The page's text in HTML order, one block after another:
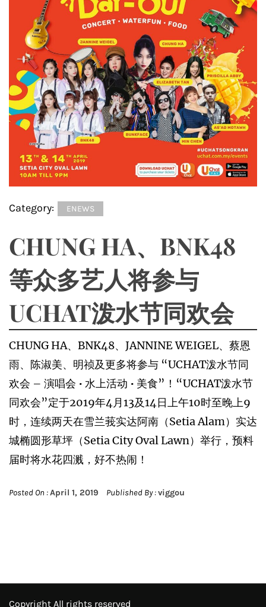
Category: ENEWS
CHUNG HA、BNK48
等众多艺人将参与
UCHAT泼水节同欢会
CHUNG HA、BNK48、JANNINE WEIGEL、蔡恩
雨、陈淑美、明祯及更多将参与 “UCHAT泼水节同
欢会 – 演唱会 • 水上活动 • 美食”！“UCHAT泼水节
同欢会”定于2019年4月13及14日上午10时至晚上9
时，连续两天在雪兰莪实达阿南（Setia Alam）实达
城椭圆形草坪（Setia City Oval Lawn）举行，预料
届时将水花四溅，好不热闹！
Posted On :April 1, 2019 Published By :viggou
Copyright All rights reserved